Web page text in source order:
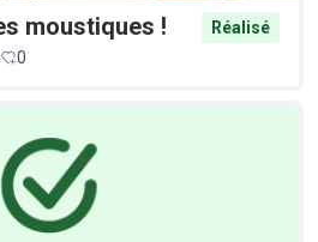
moustiques !
Réalisé
0